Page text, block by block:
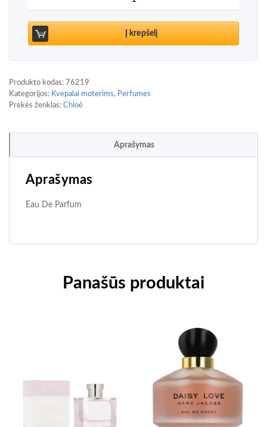
Į krepšelį
Produkto kodas: 76219
Kategorijos: Kvepalai moterims, Perfumes
Prekės ženklas: Chloé
Aprašymas
Aprašymas
Eau De Parfum
Panašūs produktai